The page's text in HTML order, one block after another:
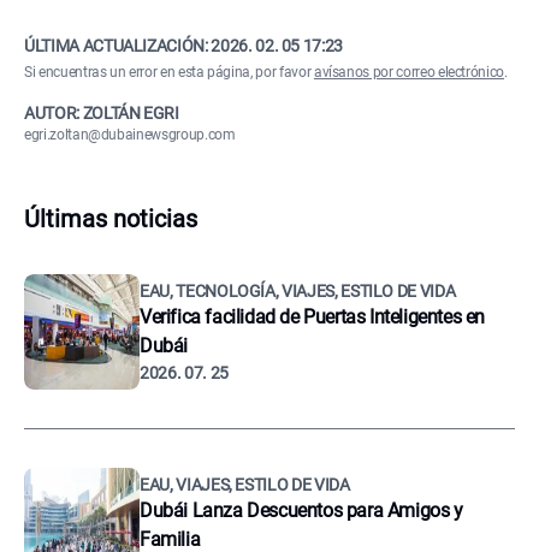
ÚLTIMA ACTUALIZACIÓN:2026. 02. 05 17:23
Si encuentras un error en esta página, por favoravísanos por correo electrónico.
AUTOR: ZOLTÁN EGRI
egri.zoltan@dubainewsgroup.com
Últimas noticias
EAU, TECNOLOGÍA, VIAJES, ESTILO DE VIDA
Verifica facilidad de Puertas Inteligentes en
Dubái
2026. 07. 25
EAU, VIAJES, ESTILO DE VIDA
Dubái Lanza Descuentos para Amigos y
Familia